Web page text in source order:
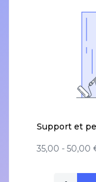
Support et
35,00 - 50,00